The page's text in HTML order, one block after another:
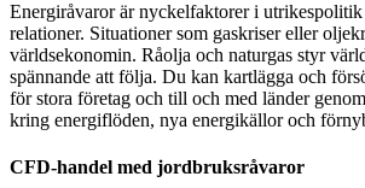
Energiråvaror är nyckelfaktorer i
relationer. Situationer som gaskriser eller
världsekonomin. Råolja och naturgas styr
spännande att följa. Du kan kartlägga och
för stora företag och till och med länder
kring energiflöden, nya energikällor och
CFD-handel med jordbruksråvaror